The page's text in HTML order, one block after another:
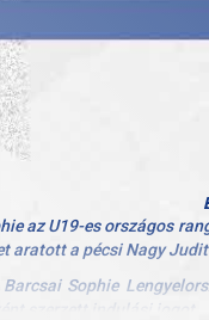
az U19-es országos
aratott a pécsi Nagy
Sophie